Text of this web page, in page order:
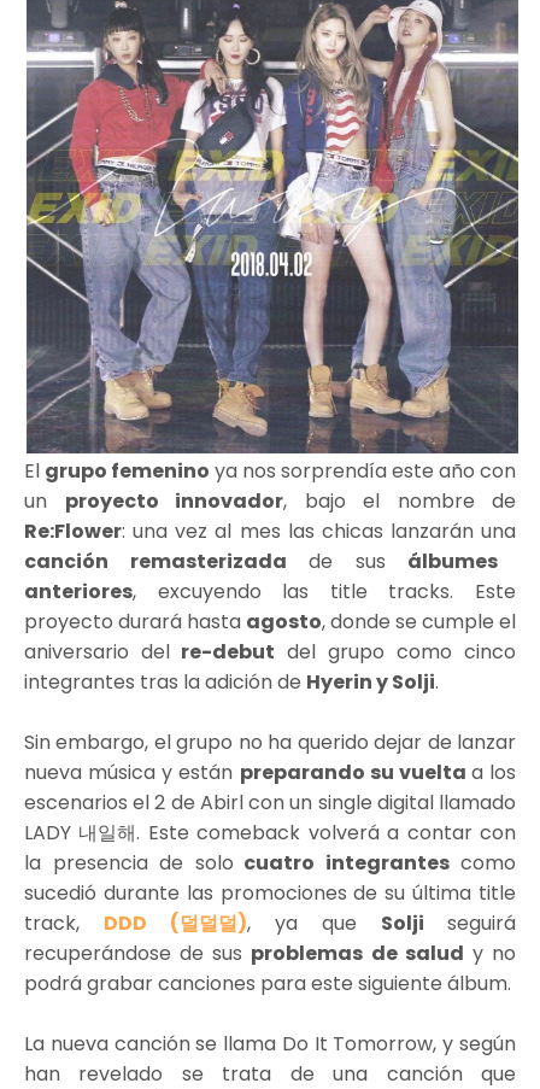
El grupo femenino ya nos sorprendía este año con
un proyecto innovador, bajo el nombre de
Re:Flower: una vez al mes las chicas lanzarán una
canción remasterizada de sus álbumes
anteriores, excuyendo las title tracks. Este
proyecto durará hasta agosto, donde se cumple el
aniversario del re-debut del grupo como cinco
integrantes tras la adición de Hyerin y Solji.
Sin embargo, el grupo no ha querido dejar de lanzar
nueva música y están preparando su vuelta a los
escenarios el 2 de Abirl con un single digital llamado
LADY 내일해. Este comeback volverá a contar con
la presencia de solo cuatro integrantescomo
sucedió durante las promociones de su última title
track, DDD (덜덜덜), ya que Solji seguirá
recuperándose de sus problemas de salud y no
podrá grabar canciones para este siguiente álbum.
La nueva canción se llama Do It Tomorrow, y según
han revelado se trata de una canción que